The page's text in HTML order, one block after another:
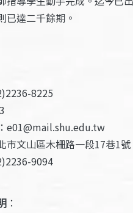
已達二千餘期。
8225
e01@mail.shu.edu.tw
市文山區木柵路一段17巷1
9094
：